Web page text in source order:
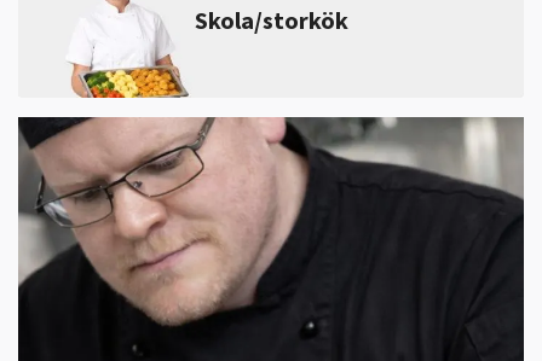
Skola/storkök